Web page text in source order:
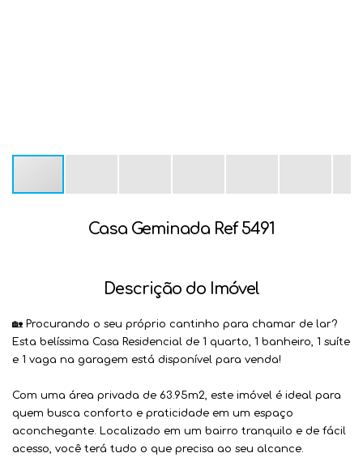
Casa Geminada Ref 5491
Descrição do Imóvel
🏡 Procurando o seu próprio cantinho para chamar de lar?
Esta belíssima Casa Residencial de 1 quarto, 1 banheiro, 1 suíte
e 1 vaga na garagem está disponível para venda!
Com uma área privada de 63.95m2, este imóvel é ideal para
quem busca conforto e praticidade em um espaço
aconchegante. Localizado em um bairro tranquilo e de fácil
acesso, você terá tudo o que precisa ao seu alcance.